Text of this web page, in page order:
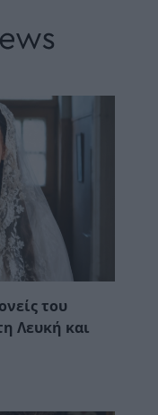
του
Λευκή και